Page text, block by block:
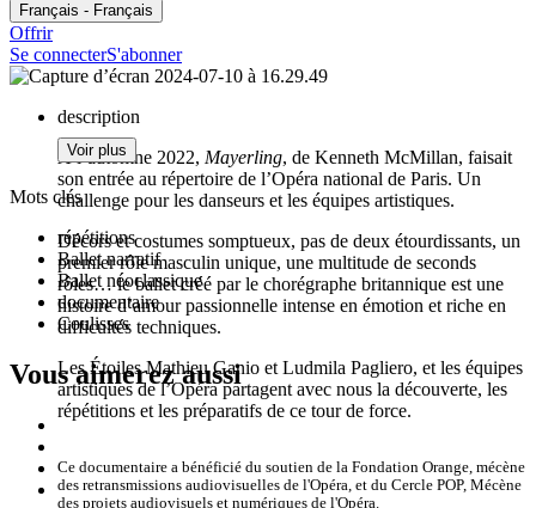
Français - Français
Offrir
Se connecterS'abonner
description
À l’automne 2022, Mayerling, de Kenneth McMillan, faisait
son entrée au répertoire de l’Opéra national de Paris. Un
challenge pour les danseurs et les équipes artistiques.
Décors et costumes somptueux, pas de deux étourdissants, un
premier rôle masculin unique, une multitude de seconds
rôles… le ballet créé par le chorégraphe britannique est une
histoire d’amour passionnelle intense en émotion et riche en
difficultés techniques.
Les Étoiles Mathieu Ganio et Ludmila Pagliero, et les équipes
artistiques de l’Opéra partagent avec nous la découverte, les
répétitions et les préparatifs de ce tour de force.
Ce documentaire a bénéficié du soutien de la Fondation Orange, mécène
des retransmissions audiovisuelles de l'Opéra, et du Cercle POP, Mécène
des projets audiovisuels et numériques de l'Opéra.
Voir plus
Mots clés
répétitions
Ballet narratif
Ballet néoclassique
documentaire
Coulisses
Vous aimerez aussi